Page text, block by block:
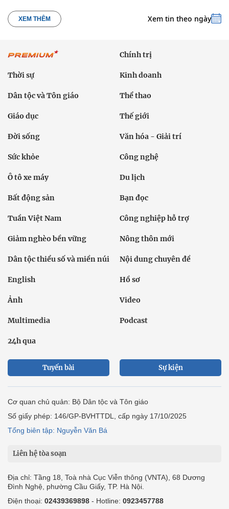
XEM THÊM Xem tin theo ngày
Chính trị
Thời sự Kinh doanh
Dân tộc và Tôn giáo Thể thao
Giáo dục Thế giới
Đời sống Văn hóa - Giải trí
Sức khỏe Công nghệ
Ô tô xe máy Du lịch
Bất động sản Bạn đọc
Tuần Việt Nam Công nghiệp hỗ trợ
Giảm nghèo bền vững Nông thôn mới
Dân tộc thiểu số và miền núi Nội dung chuyên đề
English Hồ sơ
Ảnh Video
Multimedia Podcast
24h qua
Tuyến bài Sự kiện
Cơ quan chủ quản: Bộ Dân tộc và Tôn giáo
Số giấy phép: 146/GP-BVHTTDL, cấp ngày 17/10/2025
Tổng biên tập: Nguyễn Văn Bá
Liên hệ tòa soạn
Địa chỉ: Tầng 18, Toà nhà Cục Viễn thông (VNTA), 68 Dương
Đình Nghệ, phường Cầu Giấy, TP. Hà Nội.
Điện thoại: 02439369898 - Hotline: 0923457788